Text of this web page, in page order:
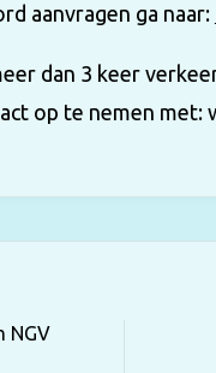
aanvragen ga naar:
dan 3 keer
op te nemen met:
NGV